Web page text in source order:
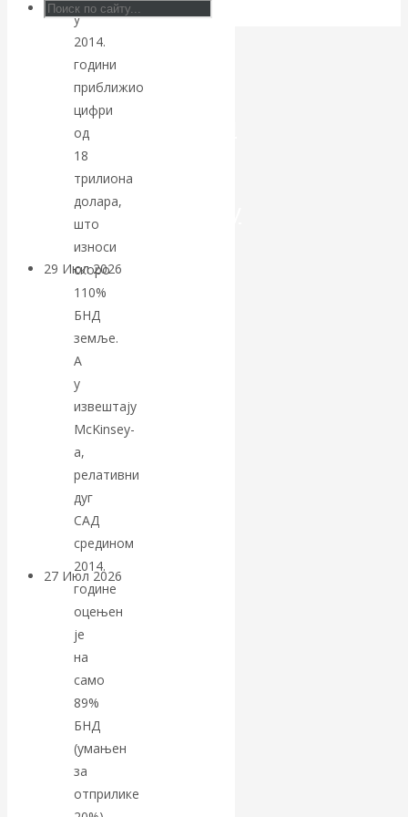
Искусственный
интеллект —
революционный
переход к
посткапитализму
29 Июл 2026
финансовая олигархия
Валентин
Катасонов.
«Мировые
ростовщики»:
вчера и сегодня
27 Июл 2026
валютная система
Валентин
КАтасонов.
«МЕТОД
ОТМЫВАНИЯ
у
2014.
години
приближио
цифри
од
18
трилиона
долара,
што
износи
скоро
110%
БНД
земље.
А
у
извештају
McKinsey-
а,
релативни
дуг
САД
средином
2014.
године
оцењен
је
на
само
89%
БНД
(умањен
за
отприлике